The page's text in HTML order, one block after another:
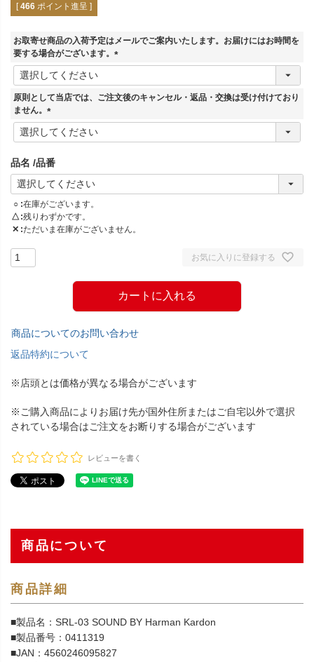
[ 466 ポイント進呈 ]
お取寄せ商品の入荷予定はメールでご案内いたします。お届けにはお時間を
要する場合がございます。
(
須
原則として当店では、ご注文後のキャンセル・返品・交換は受け付けており
ません。
(
必
)
品名 品番
○ 在庫がございます。
△ 残りわずかです。
✕ ただいま在庫がございません。
お気に入りに登録する
カートに入れる
商品についてのお問い合わせ
返品特約について
※店頭とは価格が異なる場合がございます
※ご購入商品によりお届け先が国外住所またはご自宅以外で選択
されている場合はご注文をお断りする場合がございます
レビューを書く
商品について
商品詳細
■製品名：SRL-03 SOUND BY Harman Kardon
■製品番号：0411319
■JAN：4560246095827